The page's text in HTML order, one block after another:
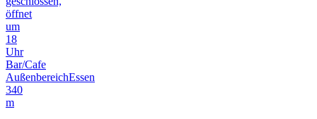
öffnet
um
18
Uhr
Bar/Cafe
AußenbereichEssen
340
m